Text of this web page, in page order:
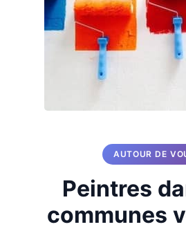
AUTOUR DE
Peintres
communes